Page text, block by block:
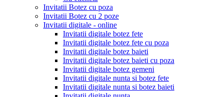
Invitatii Botez cu poza
Invitatii Botez cu 2 poze
Invitatii digitale - online
Invitatii digitale botez fete
Invitatii digitale botez fete cu poza
Invitatii digitale botez baieti
Invitatii digitale botez baieti cu poza
Invitatii digitale botez gemeni
Invitatii digitale nunta si botez fete
Invitatii digitale nunta si botez baieti